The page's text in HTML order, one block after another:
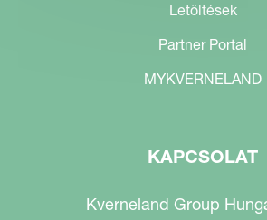
Letöltések
Partner Portal
MYKVERNELAND
KAPCSOLAT
Kverneland Group